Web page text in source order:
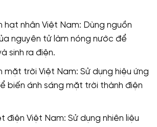
hạt nhân Việt Nam‎: Dùng nguồn
nguyên tử làm nóng nước để
sinh ra điện.
mặt trời Việt Nam‎: Sử dụng hiệu ứng
biến ánh sáng mặt trời thành điện
điện Việt Nam‎: Sử dụng nhiên liệu